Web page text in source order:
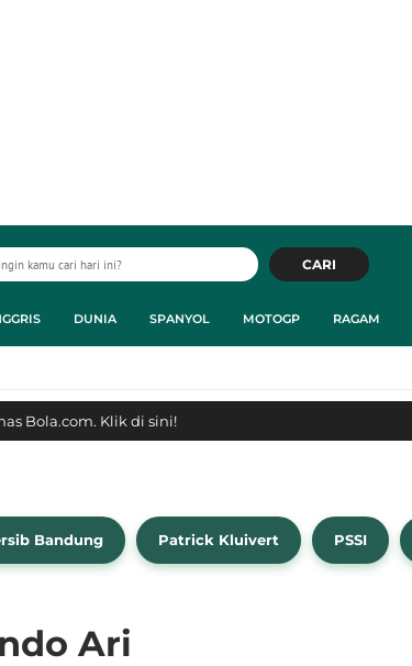
CARI
DUNIA SPANYOL MOTOGP RAGAM
Bola.com. Klik di sini!
Bandung Patrick Kluivert PSSI
Ari